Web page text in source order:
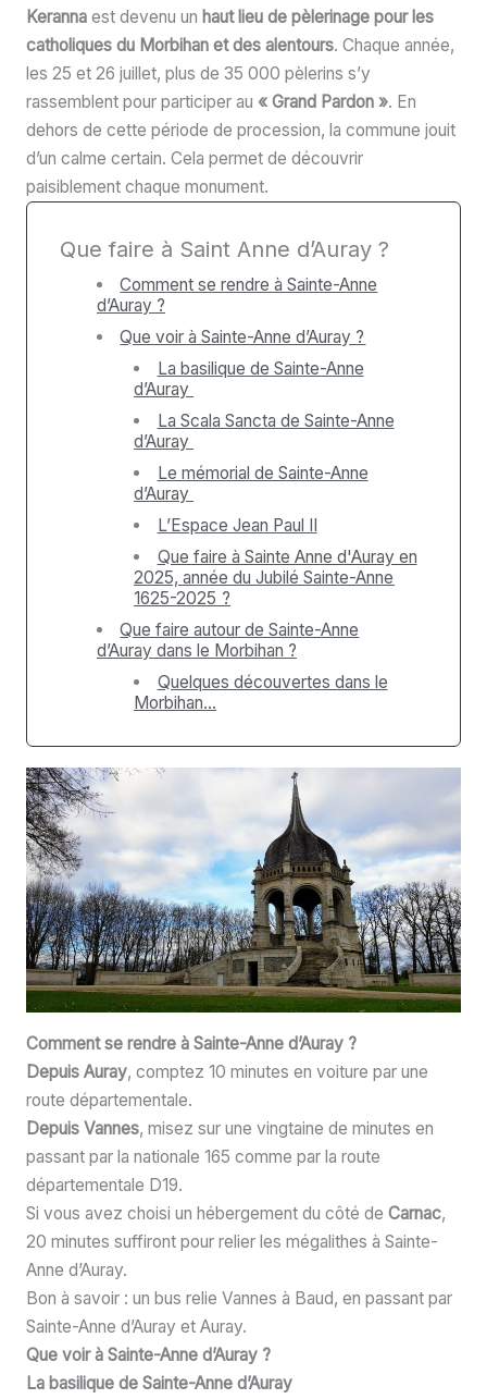
Kerannaest devenu un haut lieu de pèlerinage pour les
catholiques du Morbihan et des alentours. Chaque année,
les 25 et 26 juillet, plus de 35 000 pèlerins s’y
rassemblent pour participer au « Grand Pardon ». En
dehors de cette période de procession, la commune jouit
d’un calme certain. Cela permet de découvrir
paisiblement chaque monument.
Que faire à Saint Anne d’Auray ?
Comment se rendre à Sainte-Anne
d’Auray ?
Que voir à Sainte-Anne d’Auray ?
La basilique de Sainte-Anne
d’Auray
La Scala Sancta de Sainte-Anne
d’Auray
Le mémorial de Sainte-Anne
d’Auray
L’Espace Jean Paul II
Que faire à Sainte Anne d'Auray en
2025, année du Jubilé Sainte-Anne
1625-2025 ?
Que faire autour de Sainte-Anne
d’Auray dans le Morbihan ?
Quelques découvertes dans le
Morbihan…
Comment se rendre à Sainte-Anne d’Auray ?
Depuis Auray, comptez 10 minutes en voiture par une
route départementale.
Depuis Vannes, misez sur une vingtaine de minutes en
passant par la nationale 165 comme par la route
départementale D19.
Si vous avez choisi un hébergement du côté de Carnac,
20 minutes suffiront pour relier les mégalithes à Sainte-
Anne d’Auray.
Bon à savoir : un bus relie Vannes à Baud, en passant par
Sainte-Anne d’Auray et Auray.
Que voir à Sainte-Anne d’Auray ?
La basilique de Sainte-Anne d’Auray